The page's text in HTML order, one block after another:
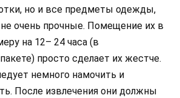
но и все предметы одежды,
очень прочные. Помещение их в
на 12– 24 часа (в
просто сделает их жестче.
немного намочить и
После извлечения они должны